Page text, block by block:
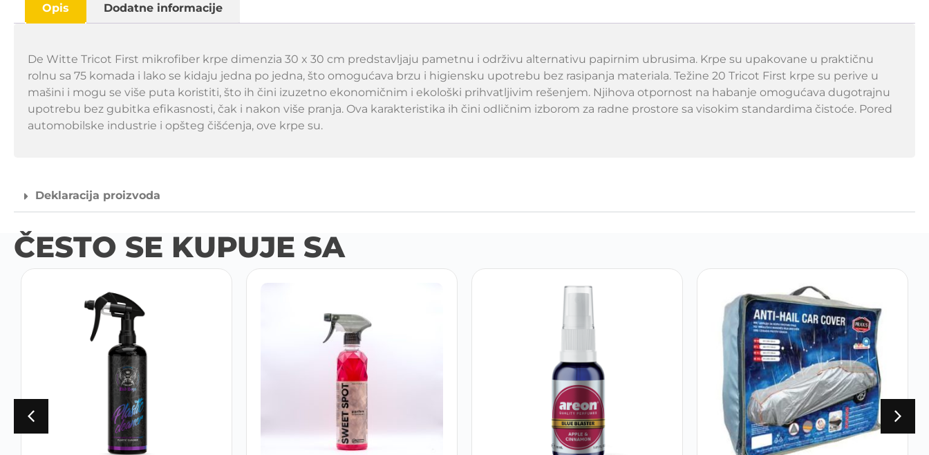
Opis Dodatne informacije
De Witte Tricot First mikrofiber krpe dimenzia 30 x 30 cm predstavljaju pametnu i održivu alternativu papirnim ubrusima. Krpe su upakovane u praktičnu
rolnu sa 75 komada i lako se kidaju jedna po jedna, što omogućava brzu i higiensku upotrebu bez rasipanja materiala. Težine 20 Tricot First krpe su perive u
mašini i mogu se više puta koristiti, što ih čini izuzetno ekonomičnim i ekološki prihvatljivim rešenjem. Njihova otpornost na habanje omogućava dugotrajnu
upotrebu bez gubitka efikasnosti, čak i nakon više pranja. Ova karakteristika ih čini odličnim izborom za radne prostore sa visokim standardima čistoće. Pored
automobilske industrie i opšteg čišćenja, ove krpe su.
Deklaracija proizvoda
ČESTO SE KUPUJE SA